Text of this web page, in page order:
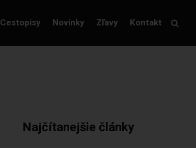
Cestopisy Novinky Zľavy Kontakt
Najčítanejšie články